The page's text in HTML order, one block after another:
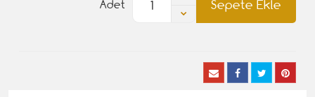
Sepete Ekle
Adet